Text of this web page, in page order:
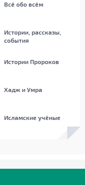
Всё обо всём
Истории, рассказы,
события
Истории Пророков
Хадж и Умра
Исламские учёные